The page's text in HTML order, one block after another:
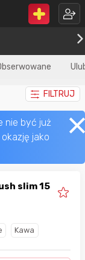
FILTRUJ
slim 15
Kawa